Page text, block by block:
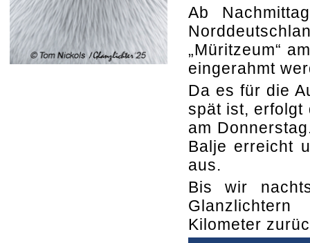
Ab
„Müritzeum“
eingerahmt
Da es für die
spät ist, erfolgt
am
Balje erreicht
aus.
Bis wir
Kilometer